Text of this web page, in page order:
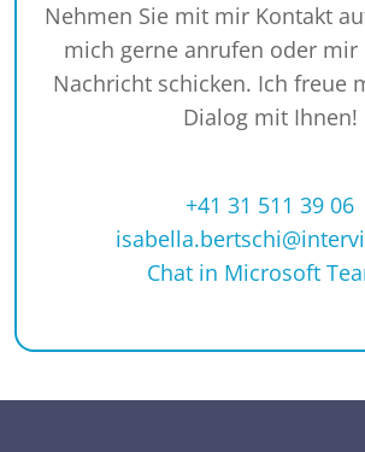
Nehmen Sie mit mir Kontakt
mich gerne anrufen oder mir
Nachricht schicken. Ich freue
Dialog mit Ihnen!
+41 31 511 39 06
Chat in Microsoft